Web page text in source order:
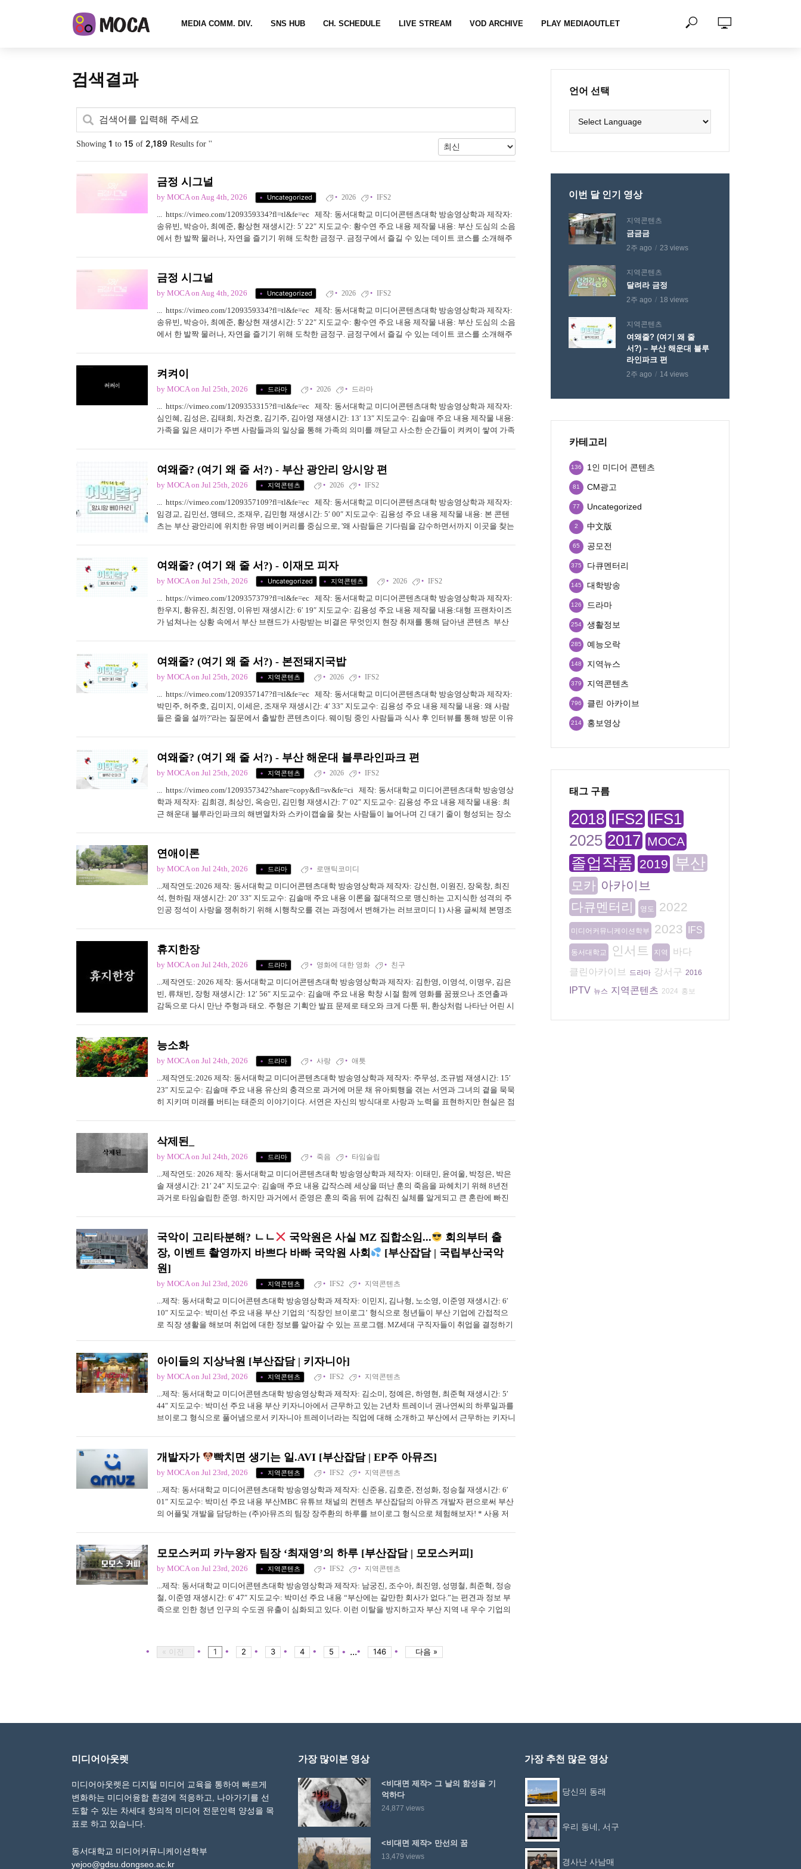
MEDIA COMM. DIV. SNS HUB CH. SCHEDULE LIVE STREAM VOD ARCHIVE PLAY MEDIAOUTLET
검색결과
i
s
l
p
e
n
s
n
t
a
b
Showing 1 to 15 of 2,189 Results for ''
금정 시그널
by MOCAon Aug 4th, 2026 Uncategorized 2026 IFS2
... https://vimeo.com/1209359334?fl=tl&fe=ec 제작: 동서대학교 미디어콘텐츠대학 방송영상학과 제작자:
송유빈, 박승아, 최예준, 황상현 재생시간: 5′ 22″ 지도교수: 황수연 주요 내용 제작물 내용: 부산 도심의 소음
에서 한 발짝 물러나, 자연을 즐기기 위해 도착한 금정구. 금정구에서 즐길 수 있는 데이트 코스를 소개해주
금정 시그널
by MOCAon Aug 4th, 2026 Uncategorized 2026 IFS2
... https://vimeo.com/1209359334?fl=tl&fe=ec 제작: 동서대학교 미디어콘텐츠대학 방송영상학과 제작자:
송유빈, 박승아, 최예준, 황상현 재생시간: 5′ 22″ 지도교수: 황수연 주요 내용 제작물 내용: 부산 도심의 소음
에서 한 발짝 물러나, 자연을 즐기기 위해 도착한 금정구. 금정구에서 즐길 수 있는 데이트 코스를 소개해주
켜켜이
by MOCAon Jul 25th, 2026 드라마 2026 드라마
... https://vimeo.com/1209353315?fl=tl&fe=ec 제작: 동서대학교 미디어콘텐츠대학 방송영상학과 제작자:
심인혜, 김성은, 김태희, 차건호, 김기주, 김아영 재생시간: 13′ 13″ 지도교수: 김솔매 주요 내용 제작물 내용:
가족을 잃은 새미가 주변 사람들과의 일상을 통해 가족의 의미를 깨닫고 사소한 순간들이 켜켜이 쌓여 가족
여왜줄? (여기 왜 줄 서?) - 부산 광안리 앙시앙 편
by MOCAon Jul 25th, 2026 지역콘텐츠 2026 IFS2
... https://vimeo.com/1209357109?fl=tl&fe=ec 제작: 동서대학교 미디어콘텐츠대학 방송영상학과 제작자:
임경교, 김민선, 앵테으, 조재우, 김민형 재생시간: 5′ 00″ 지도교수: 김용성 주요 내용 제작물 내용: 본 콘텐
츠는 부산 광안리에 위치한 유명 베이커리를 중심으로, '왜 사람들은 기다림을 감수하면서까지 이곳을 찾는
여왜줄? (여기 왜 줄 서?) - 이재모 피자
by MOCAon Jul 25th, 2026 Uncategorized 지역콘텐츠 2026 IFS2
... https://vimeo.com/1209357379?fl=tl&fe=ec 제작: 동서대학교 미디어콘텐츠대학 방송영상학과 제작자:
한우지, 황유진, 최진영, 이유빈 재생시간: 6′ 19″ 지도교수: 김용성 주요 내용 제작물 내용:대형 프랜차이즈
가 넘쳐나는 상황 속에서 부산 브랜드가 사랑받는 비결은 무엇인지 현장 취재를 통해 담아낸 콘텐츠 부산
여왜줄? (여기 왜 줄 서?) - 본전돼지국밥
by MOCAon Jul 25th, 2026 지역콘텐츠 2026 IFS2
... https://vimeo.com/1209357147?fl=tl&fe=ec 제작: 동서대학교 미디어콘텐츠대학 방송영상학과 제작자:
박민주, 허주호, 김미지, 이세은, 조재우 재생시간: 4′ 33″ 지도교수: 김용성 주요 내용 제작물 내용: 왜 사람
들은 줄을 설까?'라는 질문에서 출발한 콘텐츠이다. 웨이팅 중인 사람들과 식사 후 인터뷰를 통해 방문 이유
여왜줄? (여기 왜 줄 서?) - 부산 해운대 블루라인파크 편
by MOCAon Jul 25th, 2026 지역콘텐츠 2026 IFS2
... https://vimeo.com/1209357342?share=copy&fl=sv&fe=ci 제작: 동서대학교 미디어콘텐츠대학 방송영상
학과 제작자: 김희경, 최상인, 옥승민, 김민형 재생시간: 7′ 02″ 지도교수: 김용성 주요 내용 제작물 내용: 최
근 해운대 블루라인파크의 해변열차와 스카이캡술을 찾는 사람들이 늘어나며 긴 대기 줄이 형성되는 장소
연애이론
by MOCAon Jul 24th, 2026 드라마 로맨틱코미디
...제작연도:2026 제작: 동서대학교 미디어콘텐츠대학 방송영상학과 제작자: 강신현, 이원진, 장욱창, 최진
석, 현하림 재생시간: 20′ 33″ 지도교수: 김솔매 주요 내용 이론을 절대적으로 맹신하는 고지식한 성격의 주
인공 정석이 사랑을 쟁취하기 위해 시행착오를 겪는 과정에서 변해가는 러브코미디 1) 사용 글씨체 본명조
휴지한장
by MOCAon Jul 24th, 2026 드라마 영화에 대한 영화 친구
...제작연도: 2026 제작: 동서대학교 미디어콘텐츠대학 방송영상학과 제작자: 김한영, 이영석, 이명우, 김은
빈, 류채빈, 장헝 재생시간: 12′ 56″ 지도교수: 김솔매 주요 내용 학창 시절 함께 영화를 꿈꿨으나 조연출과
감독으로 다시 만난 주형과 태오. 주형은 기획안 발표 문제로 태오와 크게 다툰 뒤, 환상처럼 나타난 어린 시
능소화
by MOCAon Jul 24th, 2026 드라마 사랑 애틋
...제작연도:2026 제작: 동서대학교 미디어콘텐츠대학 방송영상학과 제작자: 주무성, 조규범 재생시간: 15′
23″ 지도교수: 김솔매 주요 내용 유산의 충격으로 과거에 머문 채 유아퇴행을 겪는 서연과 그녀의 곁을 묵묵
히 지키며 미래를 버티는 태준의 이야기이다. 서연은 자신의 방식대로 사랑과 노력을 표현하지만 현실은 점
삭제된_
by MOCAon Jul 24th, 2026 드라마 죽음 타임슬립
...제작연도: 2026 제작: 동서대학교 미디어콘텐츠대학 방송영상학과 제작자: 이태민, 윤여울, 박정은, 박은
솔 재생시간: 21′ 24″ 지도교수: 김솔매 주요 내용 갑작스레 세상을 떠난 훈의 죽음을 파헤치기 위해 8년전
과거로 타임슬립한 준영. 하지만 과거에서 준영은 훈의 죽음 뒤에 감춰진 실체를 알게되고 큰 혼란에 빠진
국악이 고리타분해? ㄴㄴ 국악원은 사실 MZ 집합소임...
회의부터 출
장, 이벤트 촬영까지 바쁘다 바빠 국악원 사회
[부산잡담 | 국립부산국악
원]
by MOCAon Jul 23rd, 2026 지역콘텐츠 IFS2 지역콘텐츠
...제작: 동서대학교 미디어콘텐츠대학 방송영상학과 제작자: 이민지, 김나형, 노소영, 이준영 재생시간: 6′
10″ 지도교수: 박미선 주요 내용 부산 기업의 ‘직장인 브이로그’ 형식으로 청년들이 부산 기업에 간접적으
로 직장 생활을 해보며 취업에 대한 정보를 알아갈 수 있는 프로그램. MZ세대 구직자들이 취업을 결정하기
아이들의 지상낙원 [부산잡담 | 키자니아]
by MOCAon Jul 23rd, 2026 지역콘텐츠 IFS2 지역콘텐츠
...제작: 동서대학교 미디어콘텐츠대학 방송영상학과 제작자: 김소미, 정예은, 하영현, 최준혁 재생시간: 5′
44″ 지도교수: 박미선 주요 내용 부산 키자니아에서 근무하고 있는 2년차 트레이너 권나연씨의 하루일과를
브이로그 형식으로 풀어냄으로서 키자니아 트레이너라는 직업에 대해 소개하고 부산에서 근무하는 키자니
개발자가 빡치면 생기는 일.AVI [부산잡담 | EP주 아뮤즈]
by MOCAon Jul 23rd, 2026 지역콘텐츠 IFS2 지역콘텐츠
...제작: 동서대학교 미디어콘텐츠대학 방송영상학과 제작자: 신준용, 김호준, 전성화, 정승철 재생시간: 6′
01″ 지도교수: 박미선 주요 내용 부산MBC 유튜브 채널의 컨텐츠 부산잡담의 아뮤즈 개발자 편으로써 부산
의 어플및 개발을 담당하는 (주)아뮤즈의 팀장 장주환의 하루를 브이로그 형식으로 체험해보자! * 사용 저
모모스커피 카누왕자 팀장 ‘최재영’의 하루 [부산잡담 | 모모스커피]
by MOCAon Jul 23rd, 2026 지역콘텐츠 IFS2 지역콘텐츠
...제작: 동서대학교 미디어콘텐츠대학 방송영상학과 제작자: 남궁진, 조수아, 최진영, 성명철, 최준혁, 정승
철, 이준영 재생시간: 6′ 47″ 지도교수: 박미선 주요 내용 “부산에는 갈만한 회사가 없다.”는 편견과 정보 부
족으로 인한 청년 인구의 수도권 유출이 심화되고 있다. 이런 이탈을 방지하고자 부산 지역 내 우수 기업의
« 이전 1 2 3 4 5 ... 146 다음 »
언어 선택
이번 달 인기 영상
지역콘텐츠
금금금
2주 ago 23 views
지역콘텐츠
달려라 금정
2주 ago 18 views
지역콘텐츠
여왜줄? (여기 왜 줄
서?) – 부산 해운대 블루
라인파크 편
2주 ago 14 views
카테고리
1인 미디어 콘텐츠
136
CM광고
81
Uncategorized
77
中文版
2
공모전
65
다큐멘터리
375
대학방송
145
드라마
126
생활정보
254
예능오락
285
지역뉴스
148
지역콘텐츠
379
클린 아카이브
796
홍보영상
214
태그 구름
2018 IFS2 IFS1
2025 2017 MOCA
졸업작품 2019 부산
모카 아카이브
다큐멘터리
영도 2022
미디어커뮤니케이션학부 2023 IFS
동서대학교 인서트 지역
바다
클린아카이브
드라마 강서구 2016
IPTV 뉴스 지역콘텐츠 2024 홍보
미디어아웃렛
미디어아웃렛은 디지털 미디어 교육을 통하여 빠르게
변화하는 미디어융합 환경에 적응하고, 나아가기를 선
도할 수 있는 차세대 창의적 미디어 전문인력 양성을 목
표로 하고 있습니다.
동서대학교 미디어커뮤니케이션학부
yejoo@gdsu.dongseo.ac.kr
가장 많이본 영상
<비대면 제작> 그 날의 함성을 기
억하다
24,877 views
<비대면 제작> 만선의 꿈
13,479 views
가장 추천 많은 영상
당신의 동래
우리 동네, 서구
경사난 사남매